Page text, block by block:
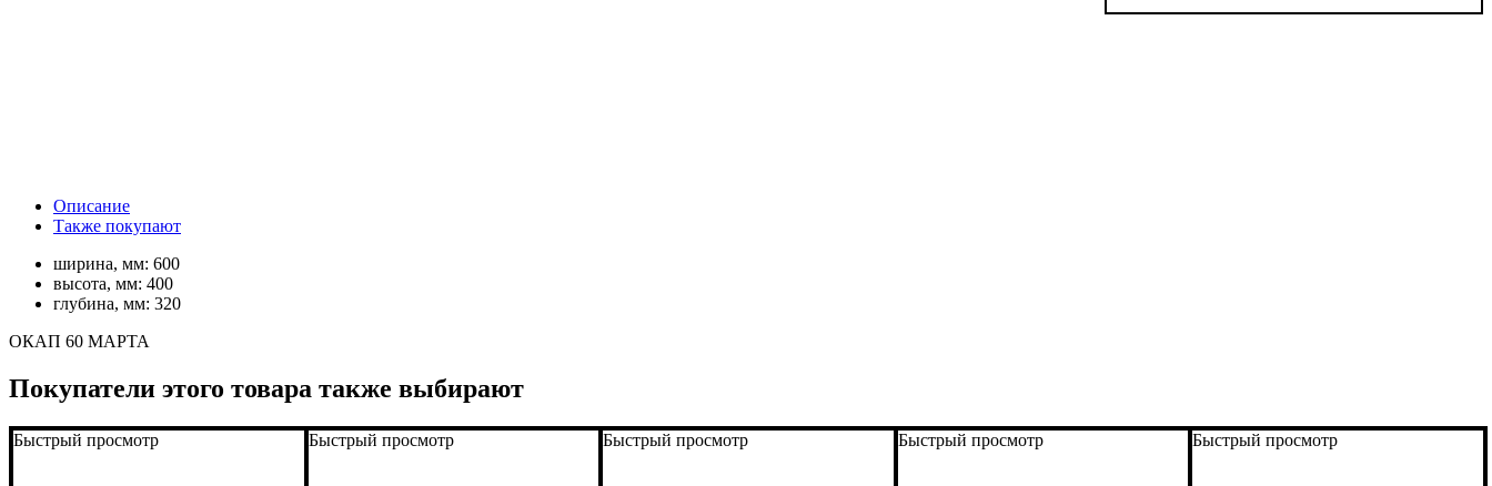
Описание
Также покупают
ширина, мм: 600
высота, мм: 400
глубина, мм: 320
ОКАП 60 МАРТА
Покупатели этого товара также выбирают
Быстрый просмотр Быстрый просмотр Быстрый просмотр Быстрый просмотр Быстрый просмотр